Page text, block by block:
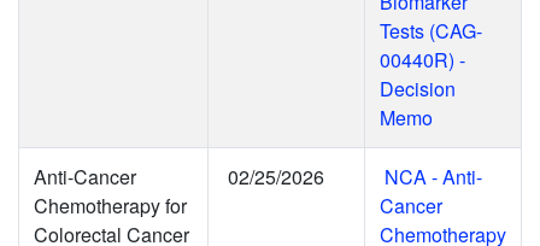
Tests (CAG-
00440R) -
Decision
Memo
Anti-Cancer
Chemotherapy for
Colorectal Cancer
02/25/2026
NCA - Anti-
Cancer
Chemotherapy